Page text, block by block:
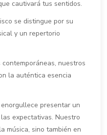
cautivará tus sentidos.
se distingue por su
y un repertorio
nuestros
la auténtica esencia
presentar un
expectativas. Nuestro
música, sino también en